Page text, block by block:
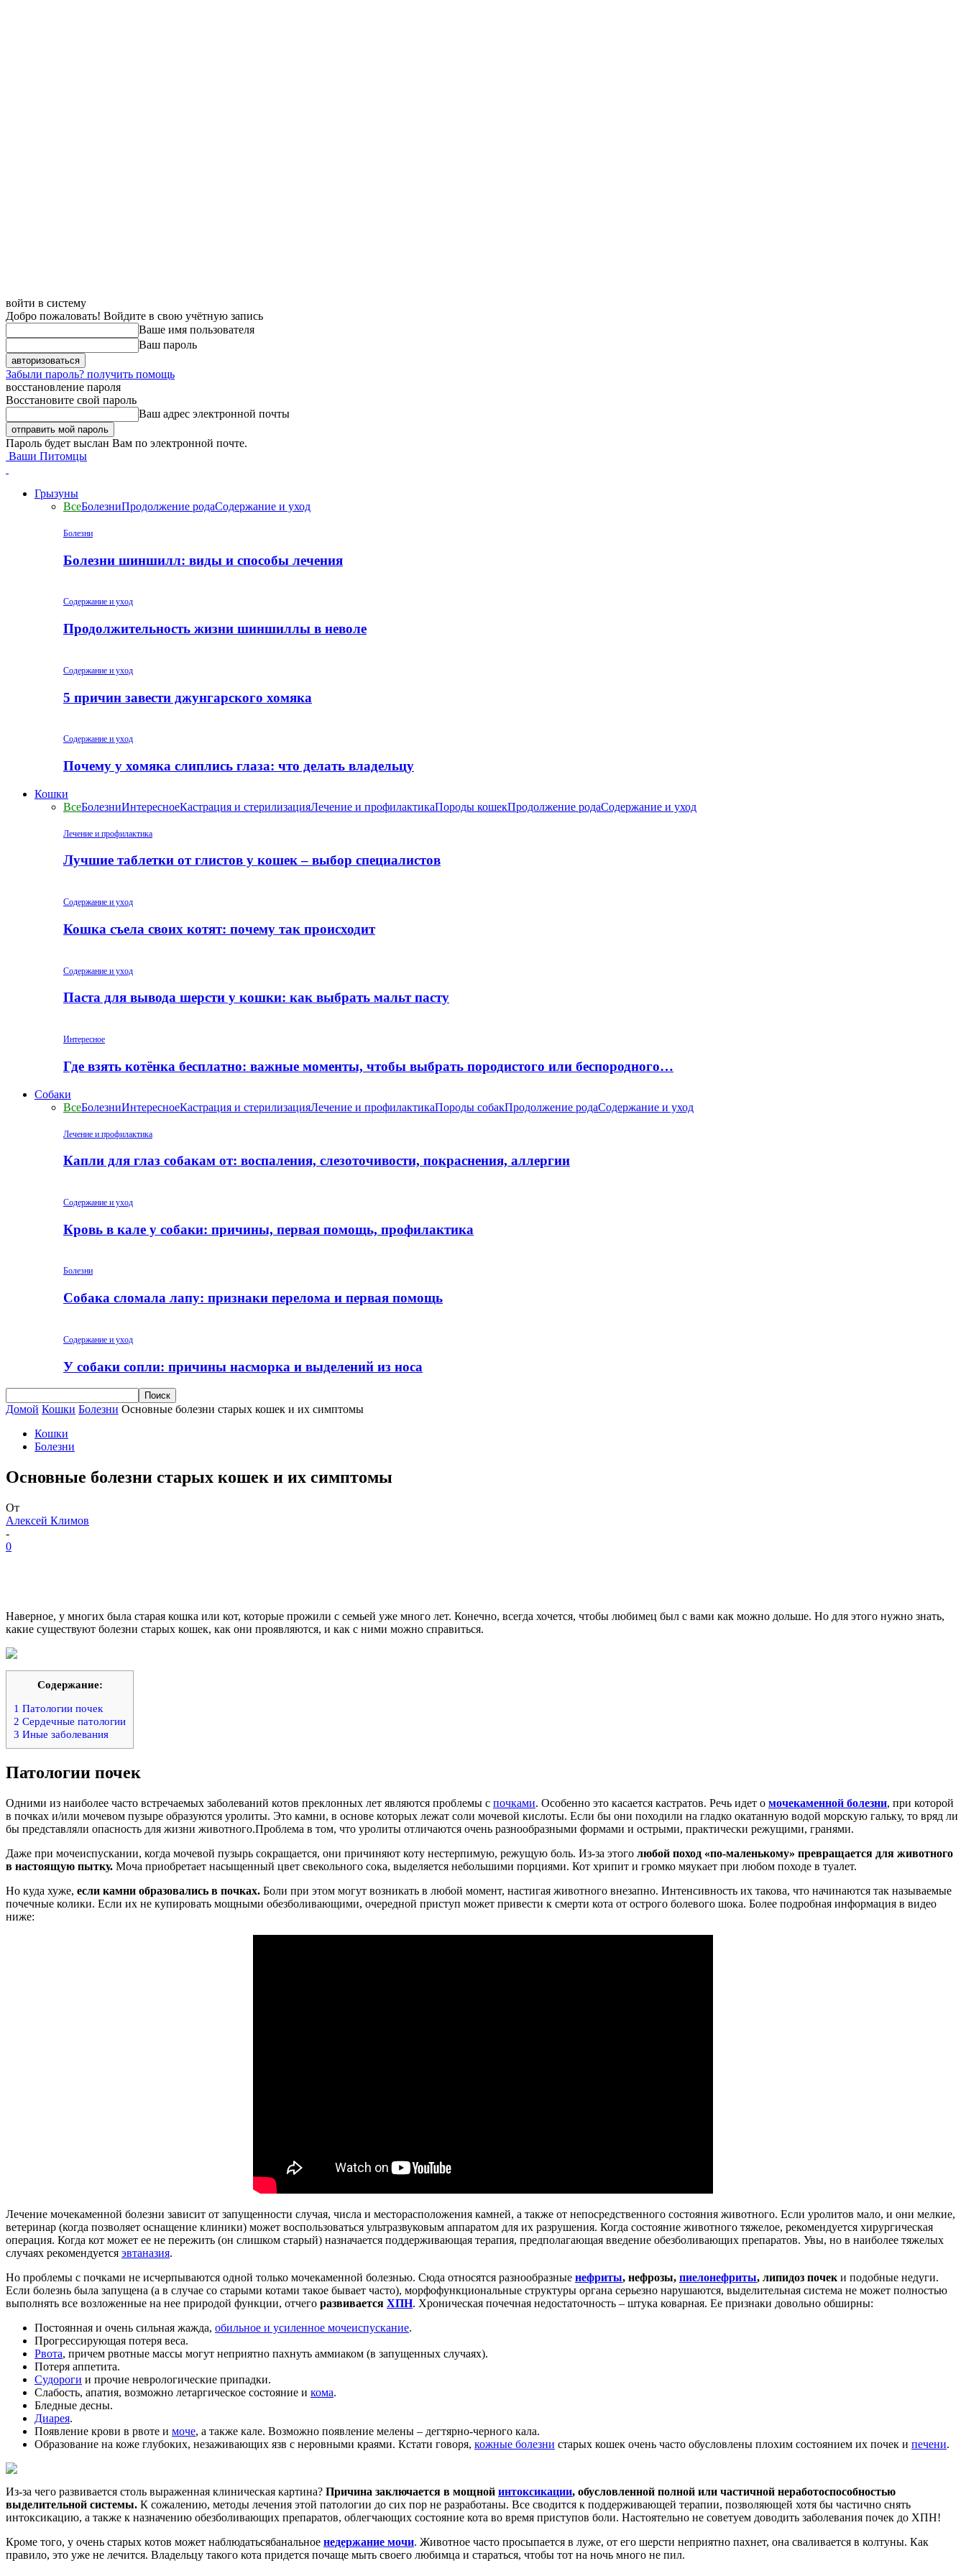
войти в систему
Добро пожаловать! Войдите в свою учётную запись
Ваше имя пользователя
Ваш пароль
Забыли пароль? получить помощь
восстановление пароля
Восстановите свой пароль
Ваш адрес электронной почты
Пароль будет выслан Вам по электронной почте.
Ваши Питомцы
Грызуны
ВсеБолезниПродолжение родаСодержание и уход
Болезни
Болезни шиншилл: виды и способы лечения
Содержание и уход
Продолжительность жизни шиншиллы в неволе
Содержание и уход
5 причин завести джунгарского хомяка
Содержание и уход
Почему у хомяка слиплись глаза: что делать владельцу
Кошки
ВсеБолезниИнтересноеКастрация и стерилизацияЛечение и профилактикаПороды кошекПродолжение родаСодержание и уход
Лечение и профилактика
Лучшие таблетки от глистов у кошек – выбор специалистов
Содержание и уход
Кошка съела своих котят: почему так происходит
Содержание и уход
Паста для вывода шерсти у кошки: как выбрать мальт пасту
Интересное
Где взять котёнка бесплатно: важные моменты, чтобы выбрать породистого или беспородного…
Собаки
ВсеБолезниИнтересноеКастрация и стерилизацияЛечение и профилактикаПороды собакПродолжение родаСодержание и уход
Лечение и профилактика
Капли для глаз собакам от: воспаления, слезоточивости, покраснения, аллергии
Содержание и уход
Кровь в кале у собаки: причины, первая помощь, профилактика
Болезни
Собака сломала лапу: признаки перелома и первая помощь
Содержание и уход
У собаки сопли: причины насморка и выделений из носа
Домой Кошки Болезни Основные болезни старых кошек и их симптомы
Кошки
Болезни
Основные болезни старых кошек и их симптомы
От
Алексей Климов
-
0
Наверное, у многих была старая кошка или кот, которые прожили с семьей уже много лет. Конечно, всегда хочется, чтобы любимец был с вами как можно дольше. Но для этого нужно знать,
какие существуют болезни старых кошек, как они проявляются, и как с ними можно справиться.
Содержание:
1 Патологии почек
2 Сердечные патологии
3 Иные заболевания
Патологии почек
Одними из наиболее часто встречаемых заболеваний котов преклонных лет являются проблемы с почками. Особенно это касается кастратов. Речь идет о мочекаменной болезни, при которой
в почках и/или мочевом пузыре образуются уролиты. Это камни, в основе которых лежат соли мочевой кислоты. Если бы они походили на гладко окатанную водой морскую гальку, то вряд ли
бы представляли опасность для жизни животного.Проблема в том, что уролиты отличаются очень разнообразными формами и острыми, практически режущими, гранями.
Даже при мочеиспускании, когда мочевой пузырь сокращается, они причиняют коту нестерпимую, режущую боль. Из-за этого любой поход «по-маленькому» превращается для животного
в настоящую пытку. Моча приобретает насыщенный цвет свекольного сока, выделяется небольшими порциями. Кот хрипит и громко мяукает при любом походе в туалет.
Но куда хуже, если камни образовались в почках. Боли при этом могут возникать в любой момент, настигая животного внезапно. Интенсивность их такова, что начинаются так называемые
почечные колики. Если их не купировать мощными обезболивающими, очередной приступ может привести к смерти кота от острого болевого шока. Более подробная информация в видео
ниже:
Лечение мочекаменной болезни зависит от запущенности случая, числа и месторасположения камней, а также от непосредственного состояния животного. Если уролитов мало, и они мелкие,
ветеринар (когда позволяет оснащение клиники) может воспользоваться ультразвуковым аппаратом для их разрушения. Когда состояние животного тяжелое, рекомендуется хирургическая
операция. Когда кот может ее не пережить (он слишком старый) назначается поддерживающая терапия, предполагающая введение обезболивающих препаратов. Увы, но в наиболее тяжелых
случаях рекомендуется эвтаназия.
Но проблемы с почками не исчерпываются одной только мочекаменной болезнью. Сюда относятся разнообразные нефриты, нефрозы, пиелонефриты, липидоз почек и подобные недуги.
Если болезнь была запущена (а в случае со старыми котами такое бывает часто), морфофункциональные структуры органа серьезно нарушаются, выделительная система не может полностью
выполнять все возложенные на нее природой функции, отчего развивается ХПН. Хроническая почечная недостаточность – штука коварная. Ее признаки довольно обширны:
Постоянная и очень сильная жажда, обильное и усиленное мочеиспускание.
Прогрессирующая потеря веса.
Рвота, причем рвотные массы могут неприятно пахнуть аммиаком (в запущенных случаях).
Потеря аппетита.
Судороги и прочие неврологические припадки.
Слабость, апатия, возможно летаргическое состояние и кома.
Бледные десны.
Диарея.
Появление крови в рвоте и моче, а также кале. Возможно появление мелены – дегтярно-черного кала.
Образование на коже глубоких, незаживающих язв с неровными краями. Кстати говоря, кожные болезни старых кошек очень часто обусловлены плохим состоянием их почек и печени.
Из-за чего развивается столь выраженная клиническая картина? Причина заключается в мощной интоксикации, обусловленной полной или частичной неработоспособностью
выделительной системы. К сожалению, методы лечения этой патологии до сих пор не разработаны. Все сводится к поддерживающей терапии, позволяющей хотя бы частично снять
интоксикацию, а также к назначению обезболивающих препаратов, облегчающих состояние кота во время приступов боли. Настоятельно не советуем доводить заболевания почек до ХПН!
Кроме того, у очень старых котов может наблюдатьсябанальное недержание мочи. Животное часто просыпается в луже, от его шерсти неприятно пахнет, она сваливается в колтуны. Как
правило, это уже не лечится. Владельцу такого кота придется почаще мыть своего любимца и стараться, чтобы тот на ночь много не пил.